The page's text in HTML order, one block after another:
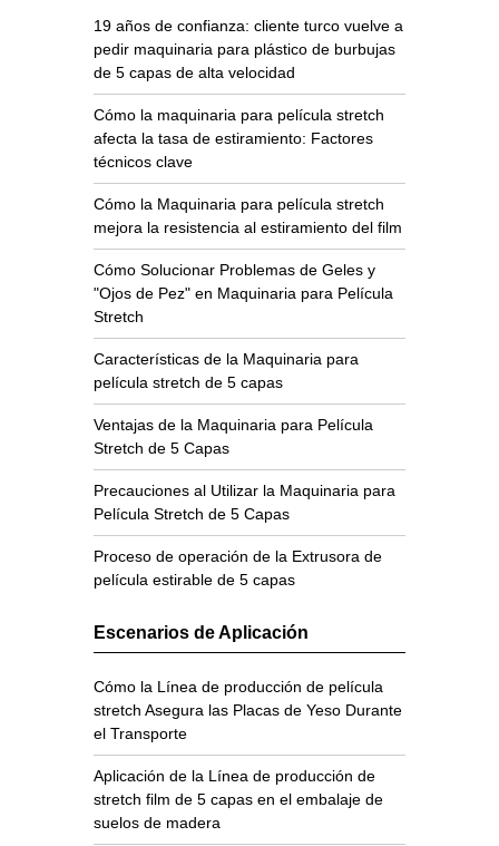
19 años de confianza: cliente turco vuelve a
pedir maquinaria para plástico de burbujas
de 5 capas de alta velocidad
Cómo la maquinaria para película stretch
afecta la tasa de estiramiento: Factores
técnicos clave
Cómo la Maquinaria para película stretch
mejora la resistencia al estiramiento del film
Cómo Solucionar Problemas de Geles y
"Ojos de Pez" en Maquinaria para Película
Stretch
Características de la Maquinaria para
película stretch de 5 capas
Ventajas de la Maquinaria para Película
Stretch de 5 Capas
Precauciones al Utilizar la Maquinaria para
Película Stretch de 5 Capas
Proceso de operación de la Extrusora de
película estirable de 5 capas
Escenarios de Aplicación
Cómo la Línea de producción de película
stretch Asegura las Placas de Yeso Durante
el Transporte
Aplicación de la Línea de producción de
stretch film de 5 capas en el embalaje de
suelos de madera